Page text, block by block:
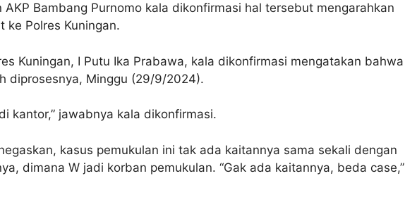
AKP Bambang Purnomo kala dikonfirmasi hal tersebut mengarahkan
ke Polres Kuningan.
Kuningan, I Putu Ika Prabawa, kala dikonfirmasi mengatakan bahwa
diprosesnya, Minggu (29/9/2024).
kantor,” jawabnya kala dikonfirmasi.
kasus pemukulan ini tak ada kaitannya sama sekali dengan
dimana W jadi korban pemukulan. “Gak ada kaitannya, beda case,”